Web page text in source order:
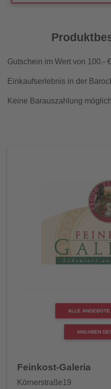
Gutschein im Wert von 100.-
Einkaufserlebnis in der
Keine Barauszahlung
ALLE
ANGABEN
Feinkost-Galeria
Körnerstraße19